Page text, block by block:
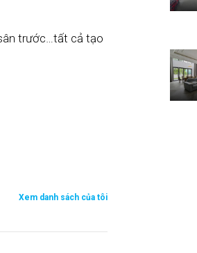
trước…tất cả tạo
Xem danh sách của tôi